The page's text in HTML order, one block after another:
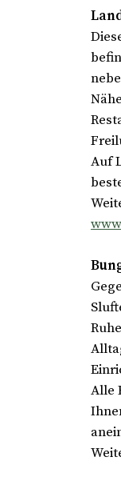
Auf
Alle